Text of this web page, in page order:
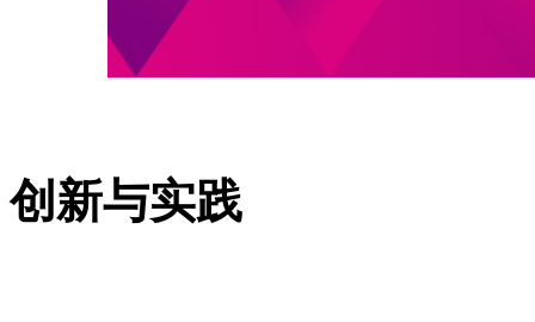
创新与实践